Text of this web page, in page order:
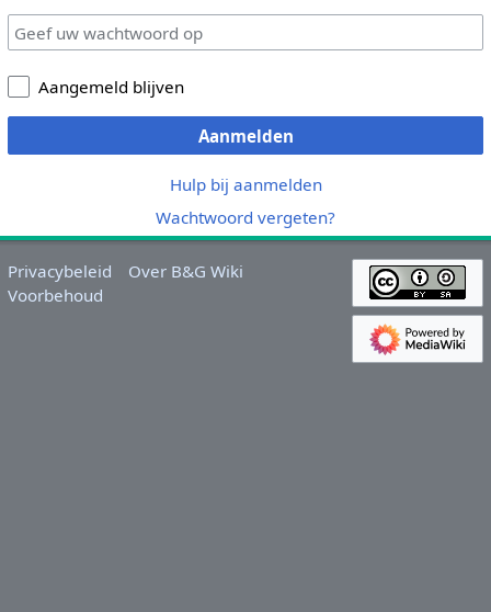
Aangemeld blijven
Aanmelden
Hulp bij aanmelden
Wachtwoord vergeten?
Privacybeleid
Over B&G Wiki
Voorbehoud